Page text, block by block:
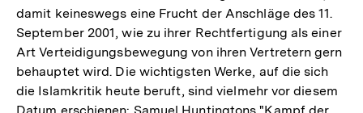
damit keineswegs eine Frucht der Anschläge des 11.
September 2001, wie zu ihrer Rechtfertigung als einer
Art Verteidigungsbewegung von ihren Vertretern gern
behauptet wird. Die wichtigsten Werke, auf die sich
die Islamkritik heute beruft, sind vielmehr vor diesem
Datum erschienen: Samuel Huntingtons "Kampf der